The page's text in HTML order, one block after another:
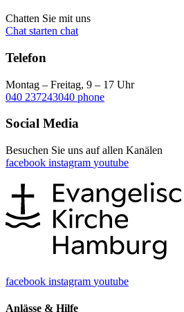
Chatten Sie mit uns
Chat starten chat
Telefon
Montag – Freitag, 9 – 17 Uhr
040 237243040 phone
Social Media
Besuchen Sie uns auf allen Kanälen
facebook instagram youtube
facebook instagram youtube
Anlässe & Hilfe